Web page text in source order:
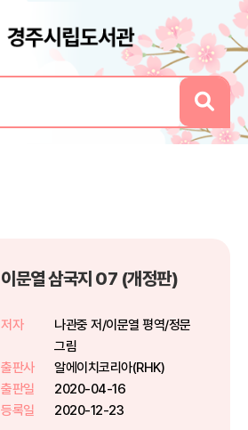
이문열 삼국지 07 (개정판)
저자
나관중 저/이문열 평역/정문
그림
출판사
알에이치코리아(RHK)
출판일
2020-04-16
등록일
2020-12-23